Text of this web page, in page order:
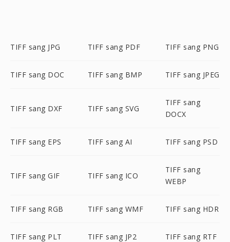
TIFF sang JPG TIFF sang PDF TIFF sang PNG
TIFF sang DOC TIFF sang BMP TIFF sang JPEG
TIFF sang DXF TIFF sang SVG
TIFF sang
DOCX
TIFF sang EPS TIFF sang AI TIFF sang PSD
TIFF sang GIF TIFF sang ICO
TIFF sang
WEBP
TIFF sang RGB TIFF sang WMF TIFF sang HDR
TIFF sang PLT TIFF sang JP2 TIFF sang RTF